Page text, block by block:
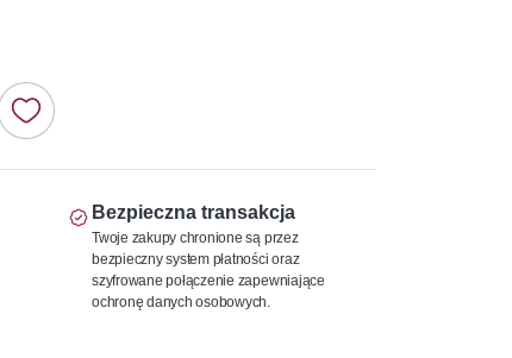
Bezpieczna transakcja
Twoje zakupy chronione są przez
bezpieczny system płatności oraz
szyfrowane połączenie zapewniające
ochronę danych osobowych.